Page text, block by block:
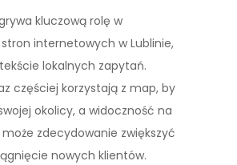
kluczową rolę w
internetowych w Lublinie,
lokalnych zapytań.
częściej korzystają z map, by
okolicy, a widoczność na
zdecydowanie zwiększyć
nowych klientów.